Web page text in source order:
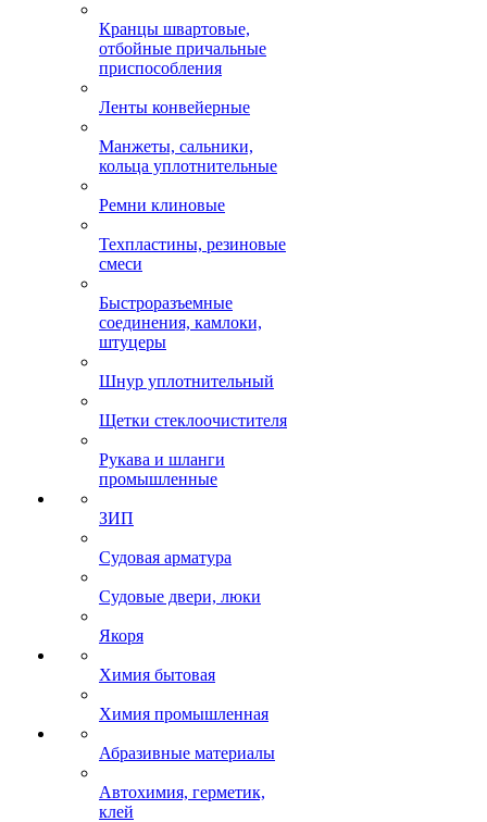
Кранцы швартовые,
отбойные причальные
приспособления
Ленты конвейерные
Манжеты, сальники,
кольца уплотнительные
Ремни клиновые
Техпластины, резиновые
смеси
Быстроразъемные
соединения, камлоки,
штуцеры
Шнур уплотнительный
Щетки стеклоочистителя
Рукава и шланги
промышленные
ЗИП
Судовая арматура
Судовые двери, люки
Якоря
Химия бытовая
Химия промышленная
Абразивные материалы
Автохимия, герметик,
клей